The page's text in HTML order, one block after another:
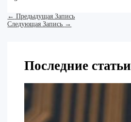
← Предыдущая Запись
Следующая Запись →
Последние статьи